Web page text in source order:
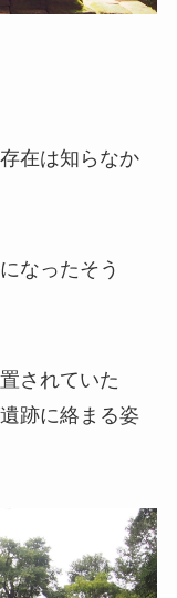
在は知らなか
なったそう
されていた
跡に絡まる姿